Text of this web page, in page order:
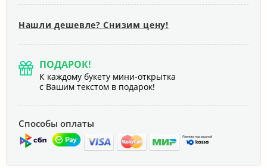
Нашли дешевле? Снизим цену!
ПОДАРОК!
К каждому букету мини-открытка
с Вашим текстом в подарок!
Способы оплаты